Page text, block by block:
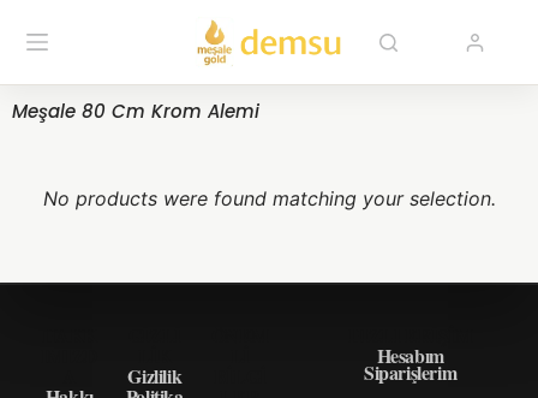
Meşale 80 Cm Krom Alemi
No products were found matching your selection.
Gizlilik
Hesabım
Siparişlerim